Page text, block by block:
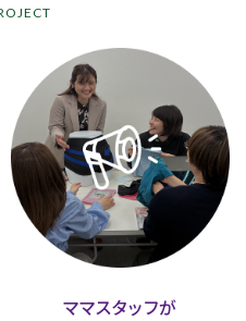
ママスタッフが